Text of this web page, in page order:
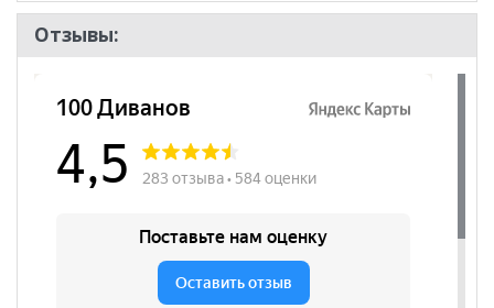
Бренд
Стиль
Стиль
Современный
Отзывы: